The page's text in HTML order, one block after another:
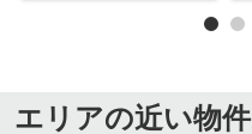
エリアの近い物件